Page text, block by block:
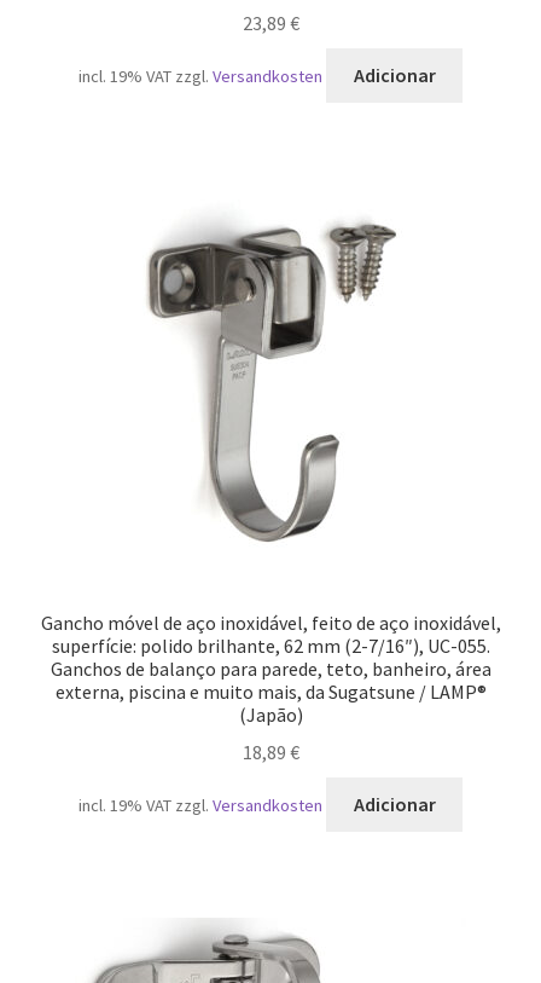
23,89 €
incl. 19% VAT zzgl. Versandkosten Adicionar
Gancho móvel de aço inoxidável, feito de aço inoxidável,
superfície: polido brilhante, 62 mm (2-7/16″), UC-055.
Ganchos de balanço para parede, teto, banheiro, área
externa, piscina e muito mais, da Sugatsune / LAMP®
(Japão)
18,89 €
incl. 19% VAT zzgl. Versandkosten Adicionar